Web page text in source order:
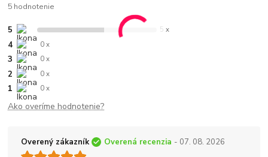
5 hodnotenie
5 5 x
4 0 x
3 0 x
2 0 x
1 0 x
Ako overíme hodnotenie?
Overený zákazník Overená recenzia - 07. 08. 2026